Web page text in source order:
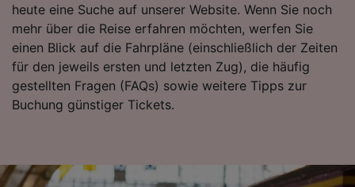
heute eine Suche auf unserer Website. Wenn Sie noch
mehr über die Reise erfahren möchten, werfen Sie
einen Blick auf die Fahrpläne (einschließlich der Zeiten
für den jeweils ersten und letzten Zug), die häufig
gestellten Fragen (FAQs) sowie weitere Tipps zur
Buchung günstiger Tickets.